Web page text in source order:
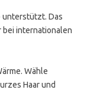
unterstützt. Das
bei internationalen
Wähle
Haar und